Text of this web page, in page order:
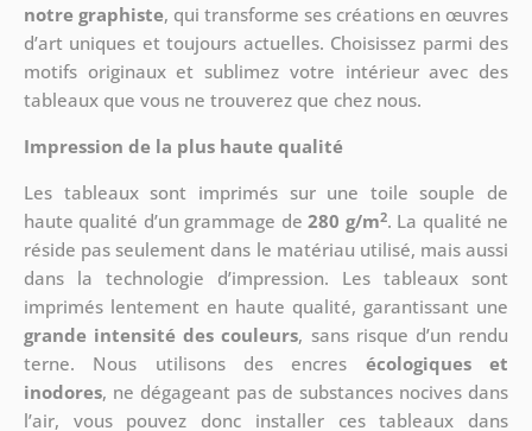
notre graphiste, qui transforme ses créations en œuvres
d’art uniques et toujours actuelles. Choisissez parmi des
motifs originaux et sublimez votre intérieur avec des
tableaux que vous ne trouverez que chez nous.
Impression de la plus haute qualité
Les tableaux sont imprimés sur une toile souple de
haute qualité d’un grammage de280 g/m2. La qualité ne
réside pas seulement dans le matériau utilisé, mais aussi
dans la technologie d’impression. Les tableaux sont
imprimés lentement en haute qualité, garantissant une
grande intensité des couleurs, sans risque d’un rendu
terne. Nous utilisons des encres écologiques et
inodores, ne dégageant pas de substances nocives dans
l’air, vous pouvez donc installer ces tableaux dans